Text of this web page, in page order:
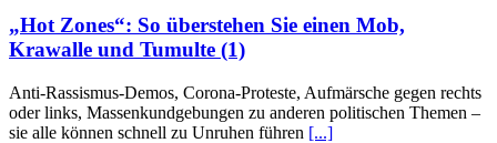
„Hot Zones“: So überstehen Sie einen Mob,
Krawalle und Tumulte (1)
Anti-Rassismus-Demos, Corona-Proteste, Aufmärsche gegen rechts
oder links, Massenkundgebungen zu anderen politischen Themen –
sie alle können schnell zu Unruhen führen [...]